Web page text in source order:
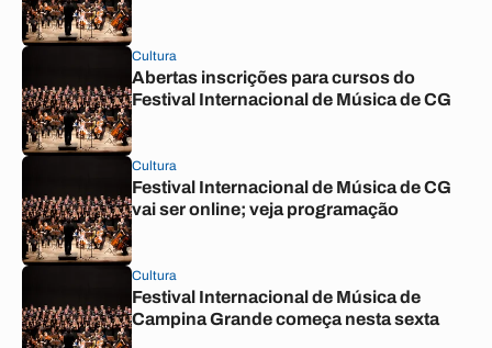
Cultura
Abertas inscrições para cursos do
Festival Internacional de Música de CG
Cultura
Festival Internacional de Música de CG
vai ser online; veja programação
Cultura
Festival Internacional de Música de
Campina Grande começa nesta sexta